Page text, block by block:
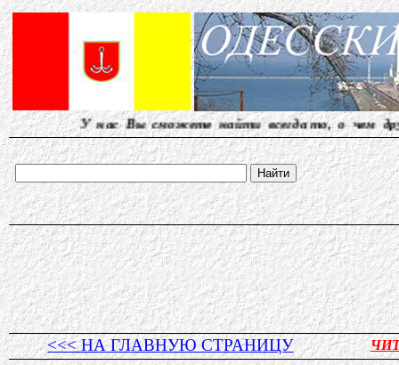
Вы сможете найти всегда то, о чем другие
<<< НА ГЛАВНУЮ СТРАНИЦУ